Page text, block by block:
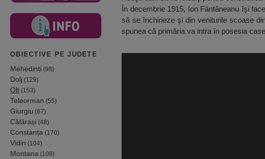
OBIECTIVE PE JUDETE
Mehedinți (98)
Dolj (129)
Olt (153)
Teleorman (55)
Giurgiu (67)
Călărași (48)
Constanța (170)
Vidin (104)
Montana (108)
În decembrie 1915, Ion Fântâneanu îşi
să se închirieze şi din veniturile scoase
spunea că primăria va intra în posesia